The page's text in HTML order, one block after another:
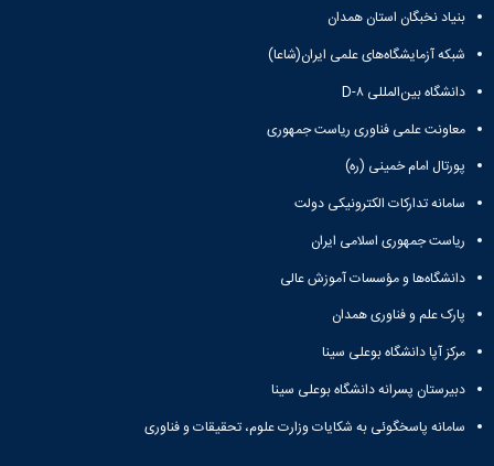
بنیاد نخبگان استان همدان
شبکه آزمایشگاه‌های علمی ایران(شاعا)
دانشگاه بین‌المللی D-۸
معاونت علمی فناوری ریاست جمهوری
پورتال امام خمینی (ره)
سامانه تدارکات الکترونیکی دولت
ریاست جمهوری اسلامی ایران
دانشگاه‌ها و مؤسسات آموزش عالی
پارک علم و فناوری همدان
مرکز آپا دانشگاه بوعلی سینا
دبیرستان پسرانه دانشگاه بوعلی سینا
سامانه پاسخگوئی به شکایات وزارت علوم، تحقیقات و فناوری